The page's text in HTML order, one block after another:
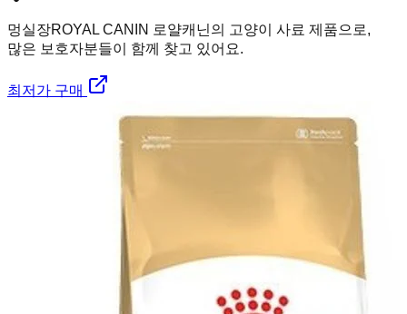
멍실장ROYAL CANIN 로얄캐닌의 고양이 사료 제품으로,
많은 보호자분들이 함께 찾고 있어요.
최저가 구매